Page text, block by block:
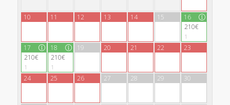
10 11 12 13 14 15
16
210€
1
17
210€
1
18
210€
1
19 20 21 22 23
24 25 26 27 28 29 30